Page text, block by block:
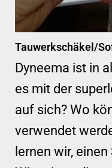
Tauwerkschäkel/
Dyneema ist in
es mit der
auf sich? Wo
verwendet
lernen wir,